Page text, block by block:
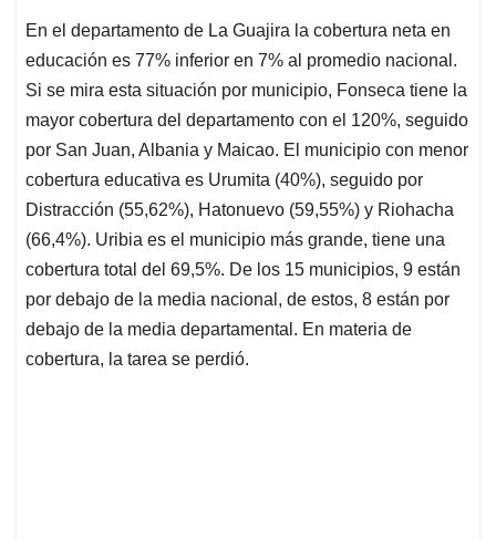
En el departamento de La Guajira la cobertura neta en
educación es 77% inferior en 7% al promedio nacional.
Si se mira esta situación por municipio, Fonseca tiene la
mayor cobertura del departamento con el 120%, seguido
por San Juan, Albania y Maicao. El municipio con menor
cobertura educativa es Urumita (40%), seguido por
Distracción (55,62%), Hatonuevo (59,55%) y Riohacha
(66,4%). Uribia es el municipio más grande, tiene una
cobertura total del 69,5%. De los 15 municipios, 9 están
por debajo de la media nacional, de estos, 8 están por
debajo de la media departamental. En materia de
cobertura, la tarea se perdió.